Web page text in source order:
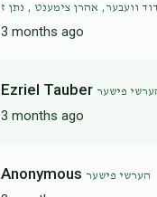
וועבער, אהרן צימענט , נתן ז
3 months ago
Ezriel Tauber פישער
3 months ago
Anonymous הערשי פישער